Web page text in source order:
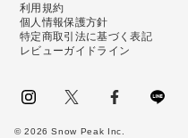
利用規約
個人情報保護方針
特定商取引法に基づく表記
レビューガイドライン
©2026 Snow Peak Inc.